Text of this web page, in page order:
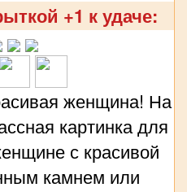
+1 к удаче:
женщина! На
картинка для
с красивой
камнем или